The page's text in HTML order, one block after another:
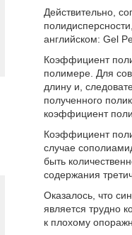
Действительно,
английском: Gel
Коэффициент
полимере. Для
длину и,
полученного
коэффициент
Коэффициент
случае
быть
содержания
Оказалось, что
является трудно
к плохому